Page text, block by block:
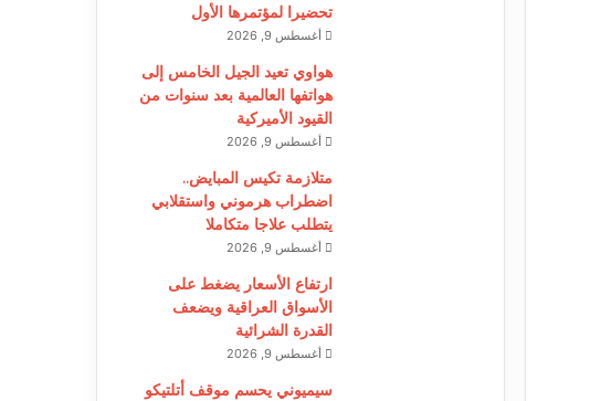
تحضيرا لمؤتمرها الأول
أغسطس 9, 2026
هواوي تعيد الجيل الخامس إلى
هواتفها العالمية بعد سنوات من
القيود الأميركية
أغسطس 9, 2026
متلازمة تكيس المبايض..
اضطراب هرموني واستقلابي
يتطلب علاجا متكاملا
أغسطس 9, 2026
ارتفاع الأسعار يضغط على
الأسواق العراقية ويضعف
القدرة الشرائية
أغسطس 9, 2026
سيميوني يحسم موقف أتلتيكو